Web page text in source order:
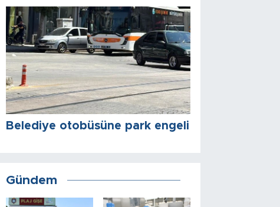
Belediye otobüsüne park engeli
Gündem